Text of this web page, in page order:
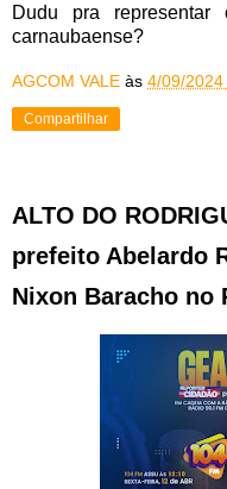
Dudu pra
carnaubaense?
AGCOM VALE às 4/09/
Compartilhar
ALTO DO
prefeito Abelardo
Nixon Baracho no